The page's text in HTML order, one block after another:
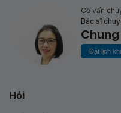
Cố vấn
Bác sĩ
Đặt lịch
Hỏi